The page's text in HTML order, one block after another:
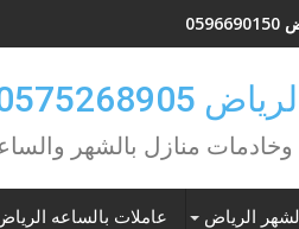
وخادمات منازل بالشهر
الرياض عاملات بالساعه